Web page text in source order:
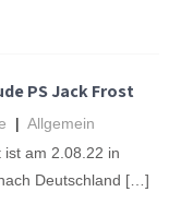
PS Jack Frost
| Allgemein
ist am 2.08.22 in
Deutschland […]